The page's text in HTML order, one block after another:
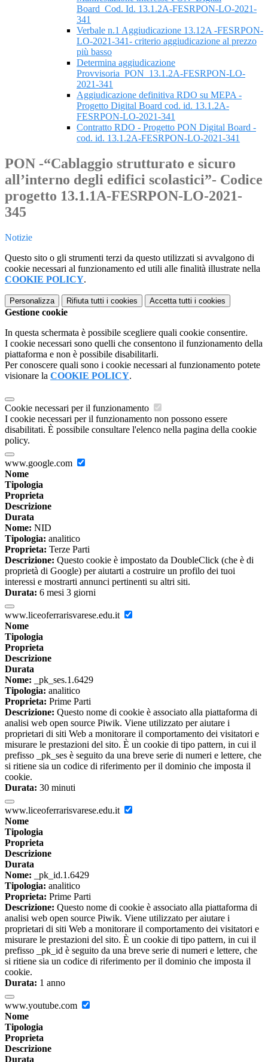
Board_Cod. Id. 13.1.2A-FESRPON-LO-2021-
341
Verbale n.1 Aggiudicazione 13.12A -FESRPON-
LO-2021-341- criterio aggiudicazione al prezzo
più basso
Determina aggiudicazione
Provvisoria_PON_13.1.2A-FESRPON-LO-
2021-341
Aggiudicazione definitiva RDO su MEPA -
Progetto Digital Board cod. id. 13.1.2A-
FESRPON-LO-2021-341
Contratto RDO - Progetto PON Digital Board -
cod. id. 13.1.2A-FESRPON-LO-2021-341
PON -“Cablaggio strutturato e sicuro
all’interno degli edifici scolastici”- Codice
progetto 13.1.1A-FESRPON-LO-2021-
345
Notizie
Questo sito o gli strumenti terzi da questo utilizzati si avvalgono di
cookie necessari al funzionamento ed utili alle finalità illustrate nella
COOKIE POLICY.
Personalizza Rifiuta tutti i cookies Accetta tutti i cookies
Gestione cookie
In questa schermata è possibile scegliere quali cookie consentire.
I cookie necessari sono quelli che consentono il funzionamento della
piattaforma e non è possibile disabilitarli.
Per conoscere quali sono i cookie necessari al funzionamento potete
visionare la COOKIE POLICY.
Cookie necessari per il funzionamento
I cookie necessari per il funzionamento non possono essere
disabilitati. È possibile consultare l'elenco nella pagina della cookie
policy.
www.google.com
Nome
Tipologia
Proprieta
Descrizione
Durata
Nome: NID
Tipologia: analitico
Proprieta: Terze Parti
Descrizione: Questo cookie è impostato da DoubleClick (che è di
proprietà di Google) per aiutarti a costruire un profilo dei tuoi
interessi e mostrarti annunci pertinenti su altri siti.
Durata: 6 mesi 3 giorni
www.liceoferrarisvarese.edu.it
Nome
Tipologia
Proprieta
Descrizione
Durata
Nome: _pk_ses.1.6429
Tipologia: analitico
Proprieta: Prime Parti
Descrizione: Questo nome di cookie è associato alla piattaforma di
analisi web open source Piwik. Viene utilizzato per aiutare i
proprietari di siti Web a monitorare il comportamento dei visitatori e
misurare le prestazioni del sito. È un cookie di tipo pattern, in cui il
prefisso _pk_ses è seguito da una breve serie di numeri e lettere, che
si ritiene sia un codice di riferimento per il dominio che imposta il
cookie.
Durata: 30 minuti
www.liceoferrarisvarese.edu.it
Nome
Tipologia
Proprieta
Descrizione
Durata
Nome: _pk_id.1.6429
Tipologia: analitico
Proprieta: Prime Parti
Descrizione: Questo nome di cookie è associato alla piattaforma di
analisi web open source Piwik. Viene utilizzato per aiutare i
proprietari di siti Web a monitorare il comportamento dei visitatori e
misurare le prestazioni del sito. È un cookie di tipo pattern, in cui il
prefisso _pk_id è seguito da una breve serie di numeri e lettere, che
si ritiene sia un codice di riferimento per il dominio che imposta il
cookie.
Durata: 1 anno
www.youtube.com
Nome
Tipologia
Proprieta
Descrizione
Durata